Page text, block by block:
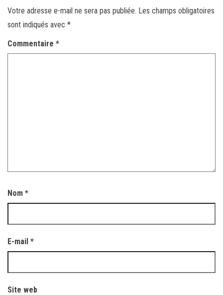
Votre adresse e-mail ne sera pas publiée. Les champs obligatoires
sont indiqués avec *
Commentaire *
Nom *
E-mail *
Site web